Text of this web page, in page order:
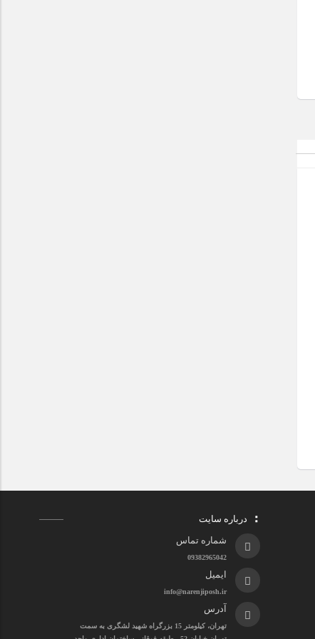
درباره سایت
شماره تماس
09382965042
ایمیل
info@narenjiposh.ir
آدرس
تهران، کیلومتر 15 بزرگراه شهید لشگری به سمت